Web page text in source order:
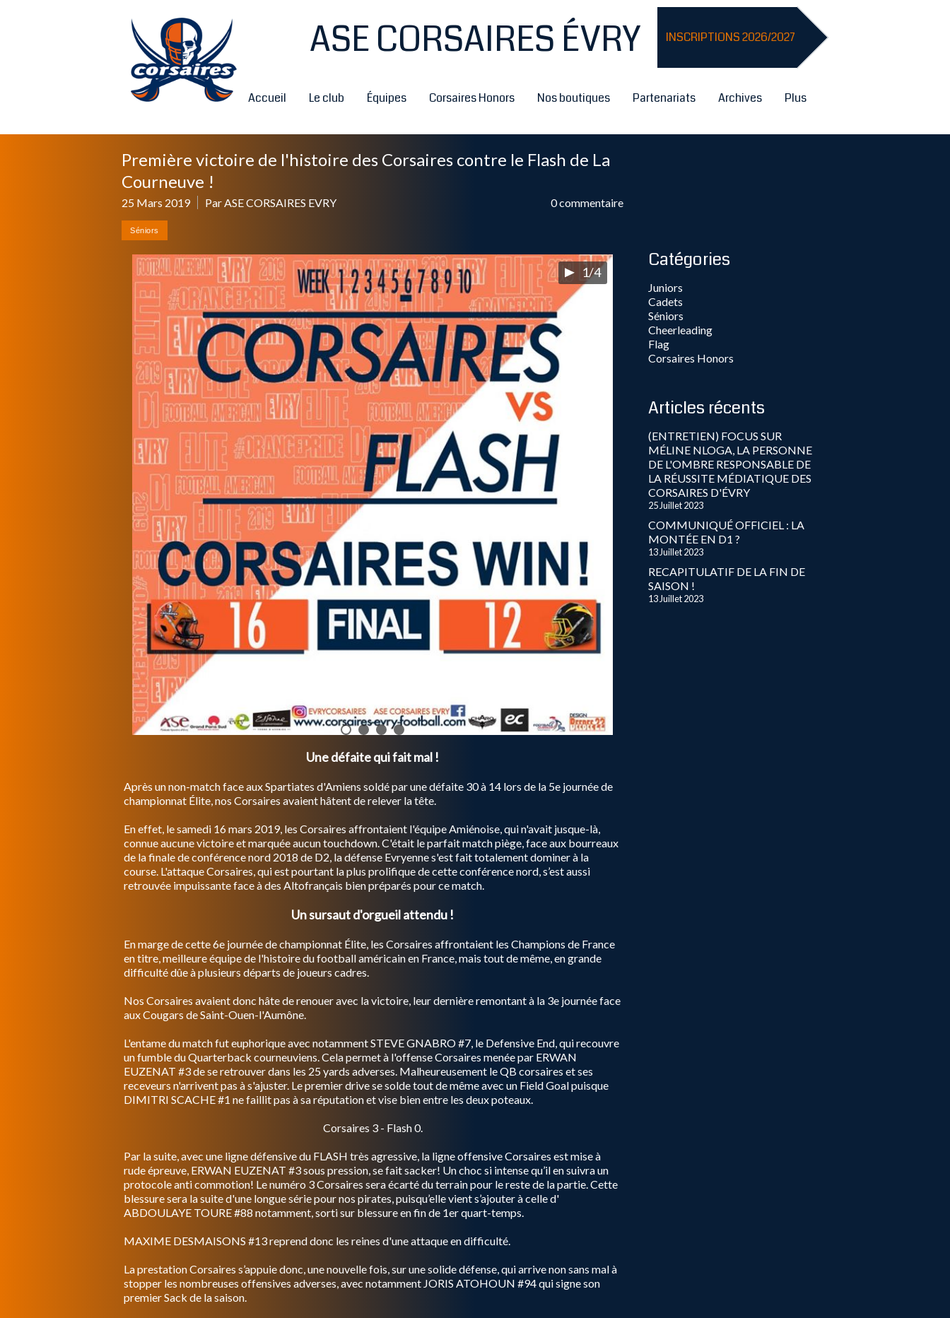
ASE CORSAIRES ÉVRY INSCRIPTIONS 2026/2027
Accueil Le club Équipes Corsaires Honors Nos boutiques Partenariats Archives Plus
Première victoire de l'histoire des Corsaires contre le Flash de La
Courneuve !
25 Mars 2019 Par ASE CORSAIRES EVRY 0 commentaire
1/4
Une défaite qui fait mal !
Après un non-match face aux Spartiates d'Amiens soldé par une défaite 30 à 14 lors de la 5e journée de
championnat Élite, nos Corsaires avaient hâtent de relever la tête.
En effet, le samedi 16 mars 2019, les Corsaires affrontaient l'équipe Amiénoise, qui n'avait jusque-là,
connue aucune victoire et marquée aucun touchdown. C'était le parfait match piège, face aux bourreaux
de la finale de conférence nord 2018 de D2, la défense Evryenne s'est fait totalement dominer à la
course. L'attaque Corsaires, qui est pourtant la plus prolifique de cette conférence nord, s’est aussi
retrouvée impuissante face à des Altofrançais bien préparés pour ce match.
Un sursaut d'orgueil attendu !
En marge de cette 6e journée de championnat Élite, les Corsaires affrontaient les Champions de France
en titre, meilleure équipe de l'histoire du football américain en France, mais tout de même, en grande
difficulté dûe à plusieurs départs de joueurs cadres.
Nos Corsaires avaient donc hâte de renouer avec la victoire, leur dernière remontant à la 3e journée face
aux Cougars de Saint-Ouen-l'Aumône.
L'entame du match fut euphorique avec notamment STEVE GNABRO #7, le Defensive End, qui recouvre
un fumble du Quarterback courneuviens. Cela permet à l'offense Corsaires menée par ERWAN
EUZENAT #3 de se retrouver dans les 25 yards adverses. Malheureusement le QB corsaires et ses
receveurs n'arrivent pas à s'ajuster. Le premier drive se solde tout de même avec un Field Goal puisque
DIMITRI SCACHE #1 ne faillit pas à sa réputation et vise bien entre les deux poteaux.
Corsaires 3 - Flash 0.
Par la suite, avec une ligne défensive du FLASH très agressive, la ligne offensive Corsaires est mise à
rude épreuve, ERWAN EUZENAT #3 sous pression, se fait sacker! Un choc si intense qu’il en suivra un
protocole anti commotion! Le numéro 3 Corsaires sera écarté du terrain pour le reste de la partie. Cette
blessure sera la suite d'une longue série pour nos pirates, puisqu’elle vient s’ajouter à celle d'
ABDOULAYE TOURE #88 notamment, sorti sur blessure en fin de 1er quart-temps.
MAXIME DESMAISONS #13 reprend donc les reines d'une attaque en difficulté.
La prestation Corsaires s’appuie donc, une nouvelle fois, sur une solide défense, qui arrive non sans mal à
stopper les nombreuses offensives adverses, avec notamment JORIS ATOHOUN #94 qui signe son
premier Sack de la saison.
Catégories
Juniors
Cadets
Séniors
Cheerleading
Flag
Corsaires Honors
Articles récents
(ENTRETIEN) FOCUS SUR
MÉLINE NLOGA, LA PERSONNE
DE L'OMBRE RESPONSABLE DE
LA RÉUSSITE MÉDIATIQUE DES
CORSAIRES D'ÉVRY
25 Juillet 2023
COMMUNIQUÉ OFFICIEL : LA
MONTÉE EN D1 ?
13 Juillet 2023
RECAPITULATIF DE LA FIN DE
SAISON !
13 Juillet 2023